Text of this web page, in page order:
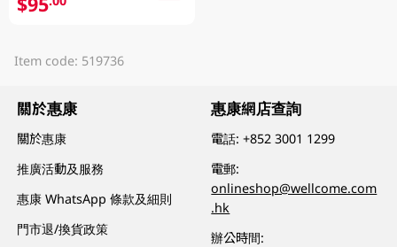
Item code: 519736
關於惠康
關於惠康
推廣活動及服務
惠康 WhatsApp 條款及細則
門市退/換貨政策
惠康網店查詢
電話:+852 3001 1299
電郵:
onlineshop@wellcome.com
.hk
辦公時間: